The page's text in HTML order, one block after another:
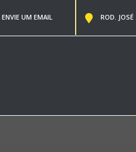
ENVIE UM EMAIL ROD.